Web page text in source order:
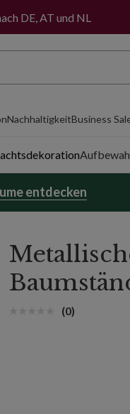
DE, AT und NL
NachhaltigkeitBusiness
entdecken
(0)